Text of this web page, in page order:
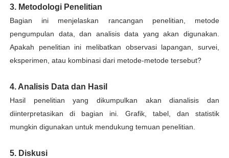
3. Metodologi Penelitian
Bagian ini menjelaskan rancangan penelitian, metode
pengumpulan data, dan analisis data yang akan digunakan.
Apakah penelitian ini melibatkan observasi lapangan, survei,
eksperimen, atau kombinasi dari metode-metode tersebut?
4. Analisis Data dan Hasil
Hasil penelitian yang dikumpulkan akan dianalisis dan
diinterpretasikan di bagian ini. Grafik, tabel, dan statistik
mungkin digunakan untuk mendukung temuan penelitian.
5. Diskusi